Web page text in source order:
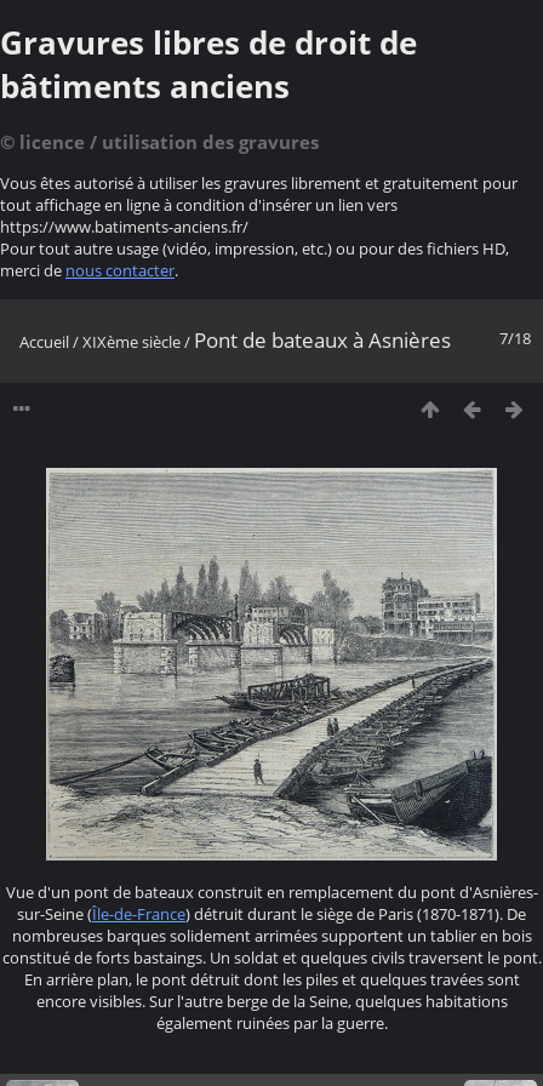
Gravures libres de droit de
bâtiments anciens
© licence / utilisation des gravures
Vous êtes autorisé à utiliser les gravures librement et gratuitement pour
tout affichage en ligne à condition d'insérer un lien vers
https://www.batiments-anciens.fr/
Pour tout autre usage (vidéo, impression, etc.) ou pour des fichiers HD,
merci de nous contacter.
7/18
Accueil/XIXème siècle/ Pont de bateaux à Asnières
Vue d'un pont de bateaux construit en remplacement du pont d'Asnières-
sur-Seine (Île-de-France) détruit durant le siège de Paris (1870-1871). De
nombreuses barques solidement arrimées supportent un tablier en bois
constitué de forts bastaings. Un soldat et quelques civils traversent le pont.
En arrière plan, le pont détruit dont les piles et quelques travées sont
encore visibles. Sur l'autre berge de la Seine, quelques habitations
également ruinées par la guerre.